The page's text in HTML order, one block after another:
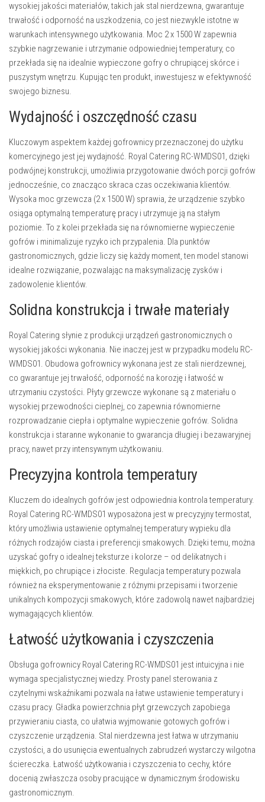
wysokiej jakości materiałów, takich jak stal nierdzewna, gwarantuje
trwałość i odporność na uszkodzenia, co jest niezwykle istotne w
warunkach intensywnego użytkowania. Moc 2 x 1500 W zapewnia
szybkie nagrzewanie i utrzymanie odpowiedniej temperatury, co
przekłada się na idealnie wypieczone gofry o chrupiącej skórce i
puszystym wnętrzu. Kupując ten produkt, inwestujesz w efektywność
swojego biznesu.
Wydajność i oszczędność czasu
Kluczowym aspektem każdej gofrownicy przeznaczonej do użytku
komercyjnego jest jej wydajność. Royal Catering RC-WMDS01, dzięki
podwójnej konstrukcji, umożliwia przygotowanie dwóch porcji gofrów
jednocześnie, co znacząco skraca czas oczekiwania klientów.
Wysoka moc grzewcza (2 x 1500 W) sprawia, że urządzenie szybko
osiąga optymalną temperaturę pracy i utrzymuje ją na stałym
poziomie. To z kolei przekłada się na równomierne wypieczenie
gofrów i minimalizuje ryzyko ich przypalenia. Dla punktów
gastronomicznych, gdzie liczy się każdy moment, ten model stanowi
idealne rozwiązanie, pozwalając na maksymalizację zysków i
zadowolenie klientów.
Solidna konstrukcja i trwałe materiały
Royal Catering słynie z produkcji urządzeń gastronomicznych o
wysokiej jakości wykonania. Nie inaczej jest w przypadku modelu RC-
WMDS01. Obudowa gofrownicy wykonana jest ze stali nierdzewnej,
co gwarantuje jej trwałość, odporność na korozję i łatwość w
utrzymaniu czystości. Płyty grzewcze wykonane są z materiału o
wysokiej przewodności cieplnej, co zapewnia równomierne
rozprowadzanie ciepła i optymalne wypieczenie gofrów. Solidna
konstrukcja i staranne wykonanie to gwarancja długiej i bezawaryjnej
pracy, nawet przy intensywnym użytkowaniu.
Precyzyjna kontrola temperatury
Kluczem do idealnych gofrów jest odpowiednia kontrola temperatury.
Royal Catering RC-WMDS01 wyposażona jest w precyzyjny termostat,
który umożliwia ustawienie optymalnej temperatury wypieku dla
różnych rodzajów ciasta i preferencji smakowych. Dzięki temu, można
uzyskać gofry o idealnej teksturze i kolorze – od delikatnych i
miękkich, po chrupiące i złociste. Regulacja temperatury pozwala
również na eksperymentowanie z różnymi przepisami i tworzenie
unikalnych kompozycji smakowych, które zadowolą nawet najbardziej
wymagających klientów.
Łatwość użytkowania i czyszczenia
Obsługa gofrownicy Royal Catering RC-WMDS01 jest intuicyjna i nie
wymaga specjalistycznej wiedzy. Prosty panel sterowania z
czytelnymi wskaźnikami pozwala na łatwe ustawienie temperatury i
czasu pracy. Gładka powierzchnia płyt grzewczych zapobiega
przywieraniu ciasta, co ułatwia wyjmowanie gotowych gofrów i
czyszczenie urządzenia. Stal nierdzewna jest łatwa w utrzymaniu
czystości, a do usunięcia ewentualnych zabrudzeń wystarczy wilgotna
ściereczka. Łatwość użytkowania i czyszczenia to cechy, które
docenią zwłaszcza osoby pracujące w dynamicznym środowisku
gastronomicznym.